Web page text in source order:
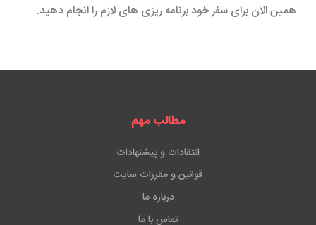
همین الان برای سفر خود برنامه ریزی های لازم را انجام دهید.
مطالب مهم
انتقادات و پیشنهادات
قوانین و مقررات سایت
درباره ما
تماس با ما